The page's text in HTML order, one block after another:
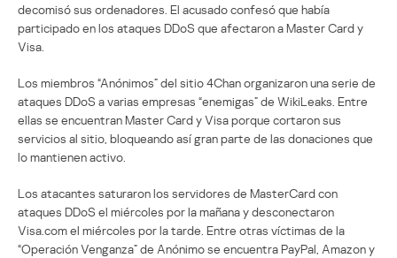
decomisó sus ordenadores. El acusado confesó que había
participado en los ataques DDoS que afectaron a Master Card y
Visa.
Los miembros “Anónimos” del sitio 4Chan organizaron una serie de
ataques DDoS a varias empresas “enemigas” de WikiLeaks. Entre
ellas se encuentran Master Card y Visa porque cortaron sus
servicios al sitio, bloqueando así gran parte de las donaciones que
lo mantienen activo.
Los atacantes saturaron los servidores de MasterCard con
ataques DDoS el miércoles por la mañana y desconectaron
Visa.com el miércoles por la tarde. Entre otras víctimas de la
“Operación Venganza” de Anónimo se encuentra PayPal, Amazon y